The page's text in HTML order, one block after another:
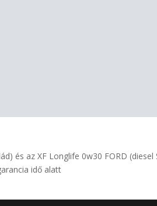
és az XF Longlife 0w30 FORD
idő alatt